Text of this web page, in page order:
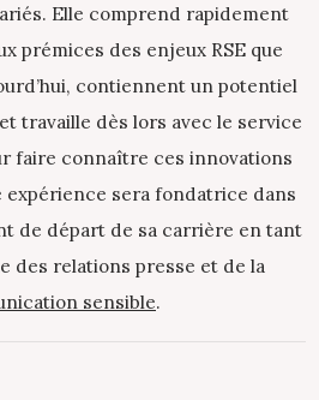
Elle comprend rapidement
prémices des enjeux RSE que
contiennent un potentiel
travaille dès lors avec le service
faire connaître ces innovations
expérience sera fondatrice dans
de départ de sa carrière en tant
des relations presse et de la
sensible.